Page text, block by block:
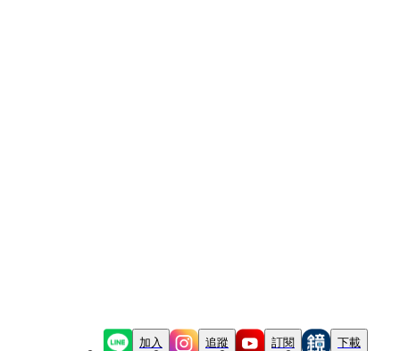
加入 追蹤 訂閱 下載